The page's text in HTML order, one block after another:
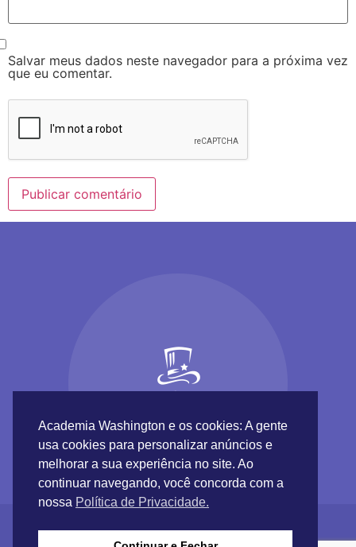
Salvar meus dados neste navegador para a próxima vez
que eu comentar.
Academia Washington e os cookies: A gente
usa cookies para personalizar anúncios e
melhorar a sua experiência no site. Ao
continuar navegando, você concorda com a
nossa Política de Privacidade.